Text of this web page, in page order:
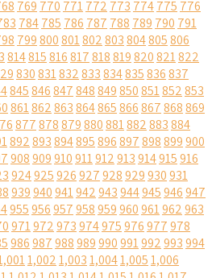
769 770 771772 773 774775 776
784785 786 787 788 789 790 791
799800801802803804805806
814815816817818819820821822
830831832833834835836837
845846847848849850851852853
861862863864865866867868869
877878879880881882883884
892893894895896897898899900
908909910911912913914915916
924925926927928929930931
939940941942943944945946947
955956957958959960961962963
971972973974975976977978
986987988989990991992993994
1,0021,0031,0041,0051,006